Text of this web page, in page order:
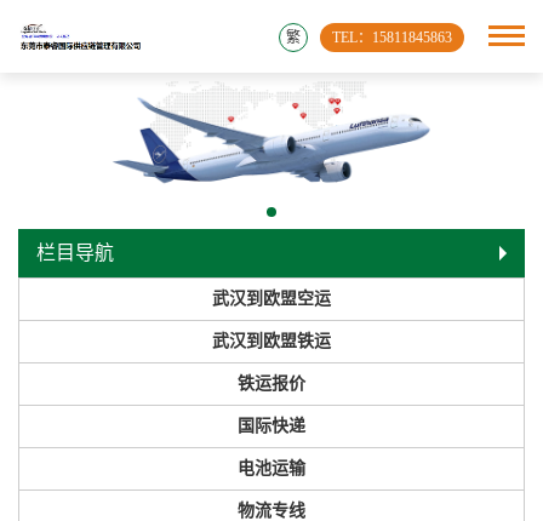
TEL：15811845863
繁
栏目导航
武汉到欧盟空运
武汉到欧盟铁运
铁运报价
国际快递
电池运输
物流专线